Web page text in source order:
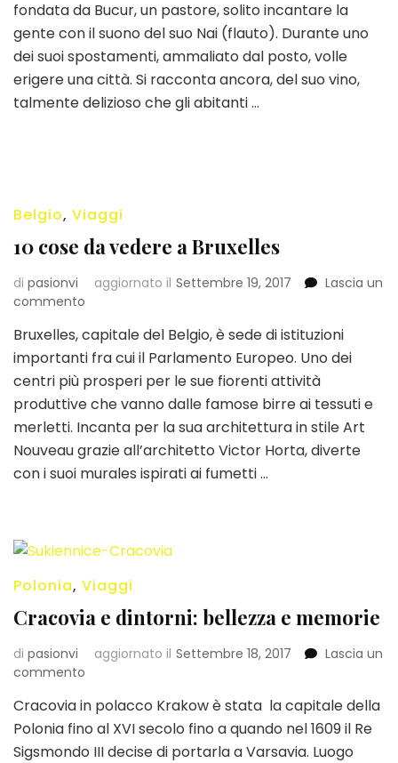
la
Parigi
fondata da Bucur, un pastore, solito incantare la
gente con il suono del suo Nai (flauto). Durante uno
dei suoi spostamenti, ammaliato dal posto, volle
erigere una città. Si racconta ancora, del suo vino,
talmente delizioso che gli abitanti …
Belgio, Viaggi
10 cose da vedere a Bruxelles
di pasionvi aggiornato il Settembre 19, 2017
Lascia un
commento
cose
da
vedere
a
Bruxelles
Bruxelles, capitale del Belgio, è sede di istituzioni
importanti fra cui il Parlamento Europeo. Uno dei
centri più prosperi per le sue fiorenti attività
produttive che vanno dalle famose birre ai tessuti e
merletti. Incanta per la sua architettura in stile Art
Nouveau grazie all’architetto Victor Horta, diverte
con i suoi murales ispirati ai fumetti …
Polonia, Viaggi
Cracovia e dintorni: bellezza e memorie
di pasionvi aggiornato il Settembre 18, 2017
Lascia un
commento
e
dintorni:
bellezza
Cracovia in polacco Krakow è stata la capitale della
Polonia fino al XVI secolo fino a quando nel 1609 il Re
Sigsmondo III decise di portarla a Varsavia. Luogo